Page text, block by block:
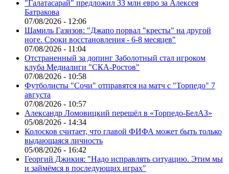
"Галатасарай" предложил 33 млн евро за Алексея
Батракова
07/08/2026 - 12:06
Шамиль Газизов: "Джапо порвал "кресты" на другой
ноге. Сроки восстановления - 6-8 месяцев"
07/08/2026 - 11:04
Отстраненный за допинг Заболотный стал игроком
клуба Медиалиги "СКА-Ростов"
07/08/2026 - 10:58
Футболисты "Сочи" отправятся на матч с "Торпедо" 7
августа
07/08/2026 - 10:57
Александр Ломовицкий перешёл в «Торпедо-БелАЗ»
05/08/2026 - 14:34
Колосков считает, что главой ФИФА может быть только
выдающаяся личность
05/08/2026 - 16:42
Георгий Джикия: "Надо исправлять ситуацию. Этим мы
и займёмся в последующих играх"